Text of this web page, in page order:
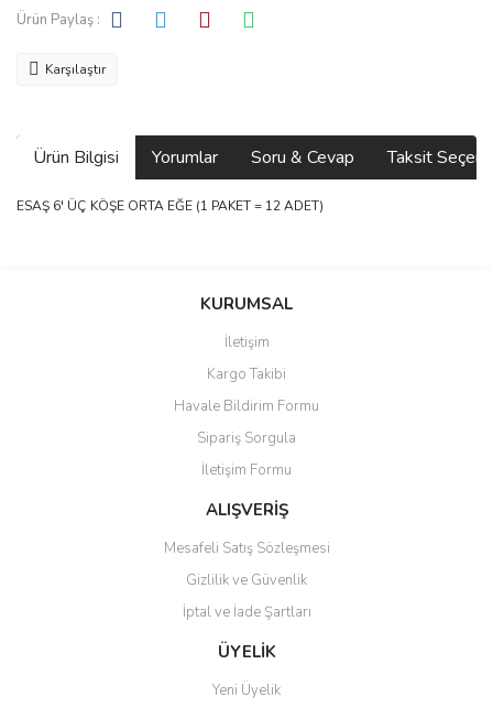
Ürün Paylaş :
Karşılaştır
Ürün Bilgisi Yorumlar Soru & Cevap Taksit
ESAŞ 6' ÜÇ KÖŞE ORTA EĞE (1 PAKET = 12 ADET)
Bu ürüne ilk yorumu siz yapın!
Ürün hakkında henüz soru sorulmamış.
Ürün resmi kalitesiz, bozuk veya görüntülenemiyor.
Ürün açıklamasında eksik bilgiler bulunuyor.
Ürün bilgilerinde hatalar bulunuyor.
Ürün fiyatı diğer sitelerden daha pahalı.
Bu ürüne benzer farklı alternatifler olmalı.
Gönder
KURUMSAL
İletişim
Kargo Takibi
Havale Bildirim Formu
Sipariş Sorgula
İletişim Formu
ALIŞVERİŞ
Mesafeli Satış Sözleşmesi
Gizlilik ve Güvenlik
İptal ve İade Şartları
ÜYELİK
Yeni Üyelik